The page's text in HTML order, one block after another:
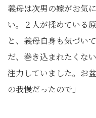
義母は次男の嫁がお気
い。２人が揉めている
と、義母自身も気づ
だ、巻き込まれたくな
注力していました。お
の我慢だったので」